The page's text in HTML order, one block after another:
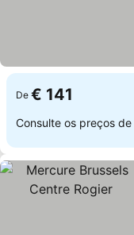
De € 141
Consulte os preços de